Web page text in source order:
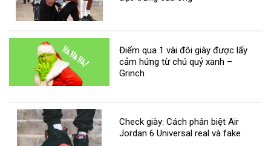
Điểm qua 1 vài đôi giày được lấy
cảm hứng từ chú quỷ xanh –
Grinch
Check giày: Cách phân biệt Air
Jordan 6 Universal real và fake